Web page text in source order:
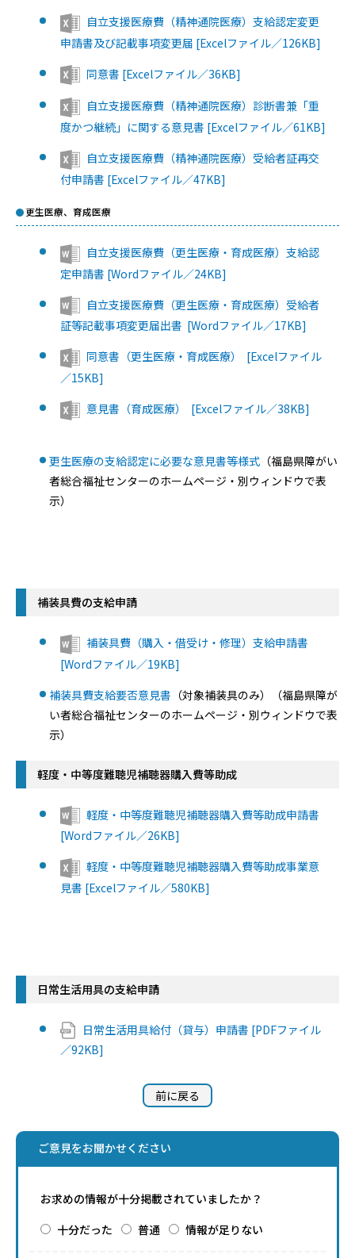
自立支援医療費（精神通院医療）支給認定変更
申請書及び記載事項変更届 [Excelファイル／126KB]
同意書 [Excelファイル／36KB]
自立支援医療費（精神通院医療）診断書兼「重
度かつ継続」に関する意見書 [Excelファイル／61KB]
自立支援医療費（精神通院医療）受給者証再交
付申請書 [Excelファイル／47KB]
更生医療、 育成医療
自立支援医療費（更生医療・育成医療）支給認
定申請書 [Wordファイル／24KB]
自立支援医療費（更生医療・育成医療）受給者
証等記載事項変更届出書 [Wordファイル／17KB]
同意書（更生医療・育成医療） [Excelファイル
／15KB]
意見書（育成医療） [Excelファイル／38KB]
更生医療の支給認定に必要な意見書等様式 （福島県障がい
者総合福祉センターのホームページ・別ウィンドウで表
示）
補装具費の支給申請
補装具費（購入・借受け・修理）支給申請書
[Wordファイル／19KB]
補装具費支給要否意見書 （対象補装具のみ）（福島県障が
い者総合福祉センターのホームページ・別ウィンドウで表
示）
軽度・中等度難聴児補聴器購入費等助成
軽度・中等度難聴児補聴器購入費等助成申請書
[Wordファイル／26KB]
軽度・中等度難聴児補聴器購入費等助成事業意
見書 [Excelファイル／580KB]
日常生活用具の支給申請
日常生活用具給付（貸与）申請書 [PDFファイル
／92KB]
前に戻る
ご意見をお聞かせください
お求めの情報が十分掲載されていましたか？
十分だった
普通 情報が足りない